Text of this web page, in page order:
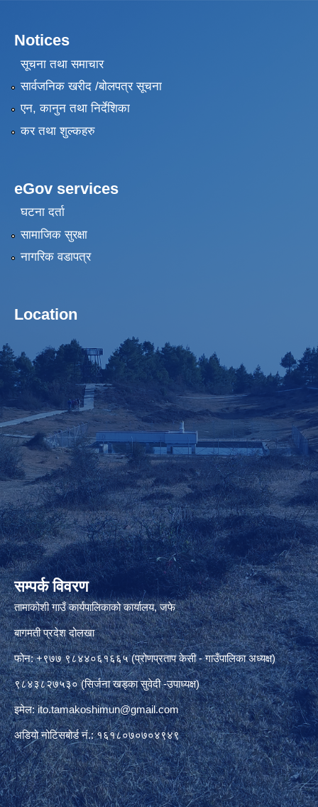
Notices
सूचना तथा समाचार
सार्वजनिक खरीद /बोलपत्र सूचना
एन, कानुन तथा निर्देशिका
कर तथा शुल्कहरु
eGov services
घटना दर्ता
सामाजिक सुरक्षा
नागरिक वडापत्र
Location
सम्पर्क विवरण
तामाकोशी गाउँ कार्यपालिकाको कार्यालय, जफे
बागमती प्रदेश दोलखा
फोन: +९७७ ९८४४०६१६६५ (प्रोणप्रताप केसी - गाउँपालिका अध्यक्ष)
९८४३८२७५३० (सिर्जना खड्का सुवेदी -उपाध्यक्ष)
इमेल:ito.tamakoshimun@gmail.com
अडियो नोटिसबोर्ड नं.: १६१८०७०७०४९४९